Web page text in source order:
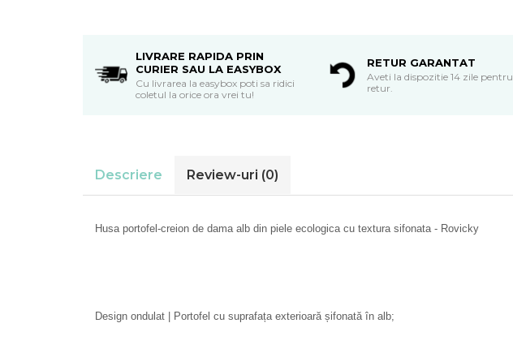
LIVRARE RAPIDA PRIN
CURIER SAU LA EASYBOX
Cu livrarea la easybox poti sa ridici
coletul la orice ora vrei tu!
RETUR GARANTAT
Aveti la dispozitie 14 zile pentru
retur.
Descriere Review-uri (0)
Husa portofel-creion de dama alb din piele ecologica cu textura sifonata - Rovicky
Design ondulat | Portofel cu suprafața exterioară șifonată în alb;